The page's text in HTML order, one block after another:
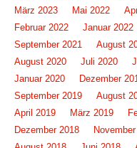
März 2023
Mai 2022
Februar 2022
Januar 2022
September 2021
August
August 2020
Juli 2020
Januar 2020
Dezember
September 2019
August
April 2019
März 2019
Dezember 2018